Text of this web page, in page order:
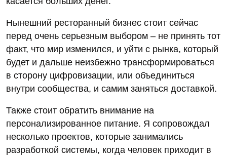
Нынешний ресторанный бизнес стоит сейчас
перед очень серьезным выбором – не принять тот
факт, что мир изменился, и уйти с рынка, который
будет и дальше неизбежно трансформироваться
в сторону цифровизации, или объединиться
внутри сообщества, и самим заняться доставкой.
Также стоит обратить внимание на
персонализированное питание. Я сопровождал
несколько проектов, которые занимались
разработкой системы, когда человек приходит в